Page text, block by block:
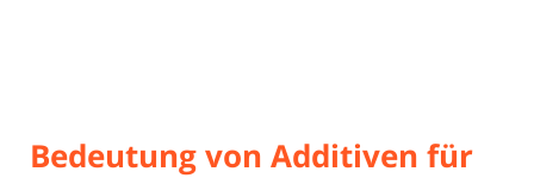
Bedeutung von Additiven für